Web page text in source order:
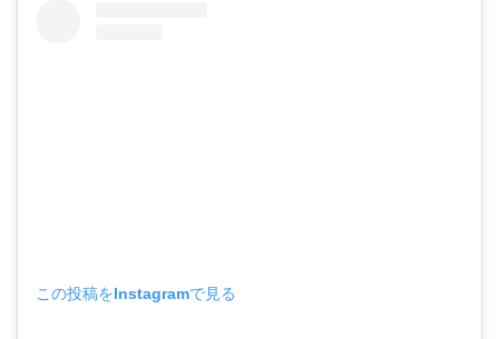
この投稿をInstagramで見る